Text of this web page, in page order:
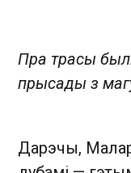
Пра трасы
прысады з
Дарэчы,